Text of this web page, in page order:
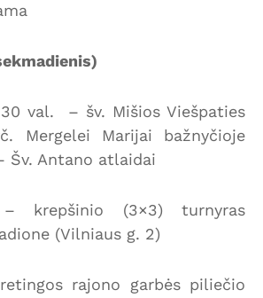
val. – šv. Mišios Viešpaties
Mergelei Marijai bažnyčioje
Šv. Antano atlaidai
krepšinio (3×3) turnyras
(Vilniaus g. 2)
rajono garbės piliečio